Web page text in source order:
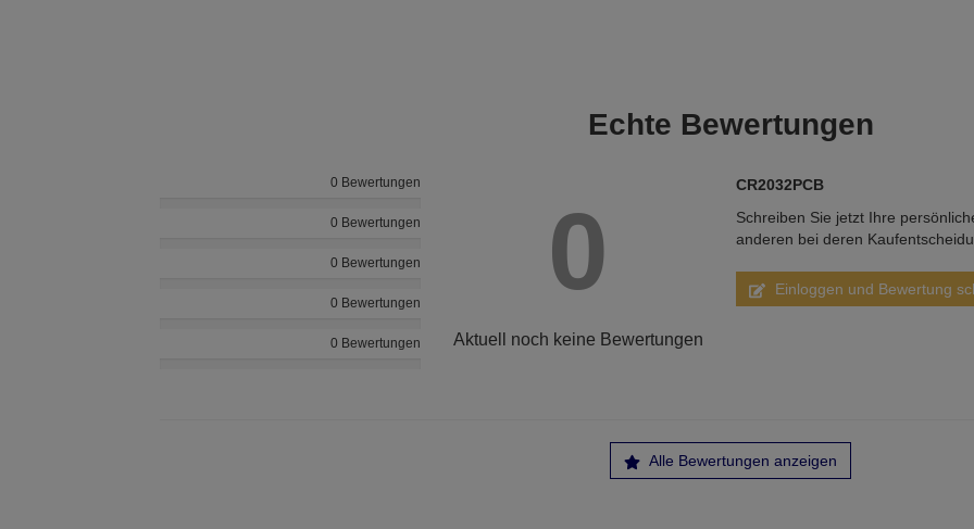
Echte Bewertungen
0 Bewertungen
0 Bewertungen
0 Bewertungen
0 Bewertungen
0 Bewertungen
0
Aktuell noch keine Bewertungen
CR2032PCB
Schreiben Sie jetzt Ihre
anderen bei deren
Einloggen und Bewertung
Alle Bewertungen anzeigen